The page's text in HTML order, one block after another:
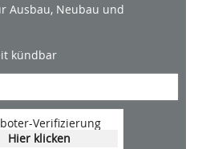
Ausbau, Neubau und
kündbar
Verifizierung
Hier klicken